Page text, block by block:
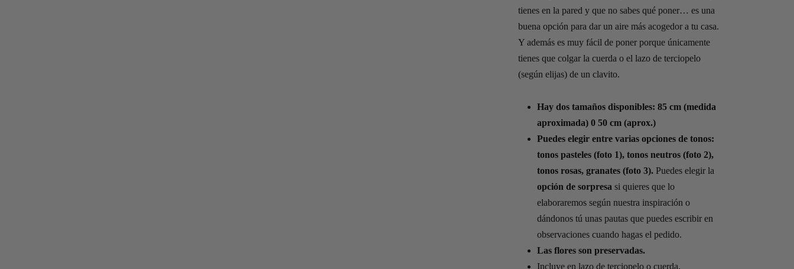
desde
90,00€
hasta
120,00€
tienes en la pared y que no sabes qué poner… es una
buena opción para dar un aire más acogedor a tu casa.
Y además es muy fácil de poner porque únicamente
tienes que colgar la cuerda o el lazo de terciopelo
(según elijas) de un clavito.
Hay dos tamaños disponibles: 85 cm (medida
aproximada) 0 50 cm (aprox.)
Puedes elegir entre varias opciones de tonos:
tonos pasteles (foto 1), tonos neutros (foto 2),
tonos rosas, granates (foto 3). Puedes elegir la
opción de sorpresa si quieres que lo
elaboraremos según nuestra inspiración o
dándonos tú unas pautas que puedes escribir en
observaciones cuando hagas el pedido.
Las flores son preservadas.
Incluye en lazo de terciopelo o cuerda.